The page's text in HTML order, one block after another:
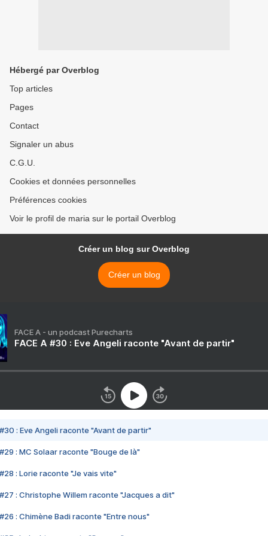
Hébergé par Overblog
Top articles
Pages
Contact
Signaler un abus
C.G.U.
Cookies et données personnelles
Préférences cookies
Voir le profil de maria sur le portail Overblog
Créer un blog sur Overblog
Créer un blog
FACE A - un podcast Purecharts
FACE A #30 : Eve Angeli raconte "Avant de partir"
#30 : Eve Angeli raconte "Avant de partir"
#29 : MC Solaar raconte "Bouge de là"
#28 : Lorie raconte "Je vais vite"
#27 : Christophe Willem raconte "Jacques a dit"
#26 : Chimène Badi raconte "Entre nous"